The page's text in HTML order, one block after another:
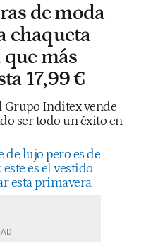
de moda
chaqueta
más
17,99 €
Grupo Inditex vende
ser todo un éxito en
de lujo pero es de
es el vestido
esta primavera